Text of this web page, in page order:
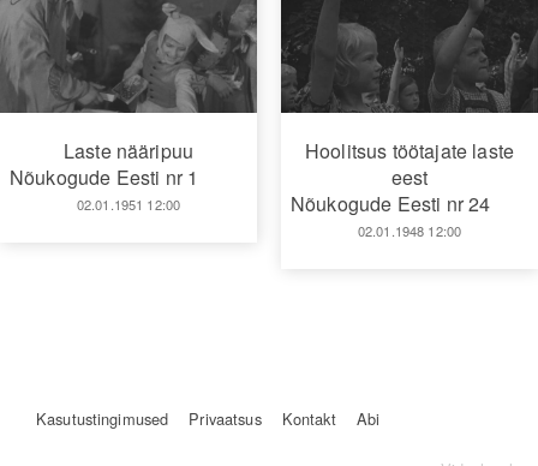
Laste nääripuu
Nõukogude Eesti nr 1
02.01.1951 12:00
Hoolitsus töötajate laste
eest
Nõukogude Eesti nr 24
02.01.1948 12:00
Kasutustingimused Privaatsus Kontakt Abi